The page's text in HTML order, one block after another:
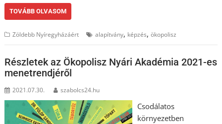
TOVÁBB OLVASOM
Zöldebb Nyíregyházáért alapítvány, képzés,ökopolisz
Részletek az Ökopolisz Nyári Akadémia 2021-es
menetrendjéről
2021.07.30. szabolcs24.hu
Csodálatos
környezetben